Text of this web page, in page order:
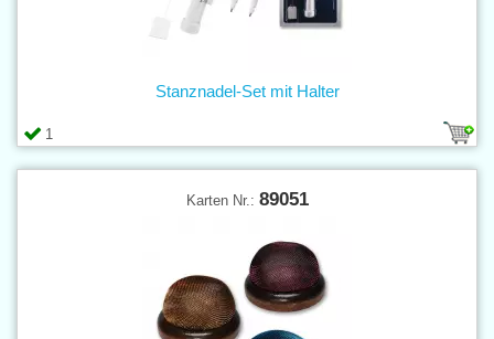
1
Stanznadel-Set mit Halter
Karten Nr.: 89051